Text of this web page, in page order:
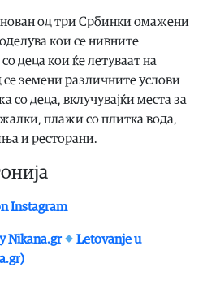
од три Србинки омажени
кои се нивните
деца кои ќе летуваат на
земени различните услови
со деца, вклучувајќи места за
плажи со плитка вода,
и ресторани.
Instagram
Nikana.gr
Letovanje u